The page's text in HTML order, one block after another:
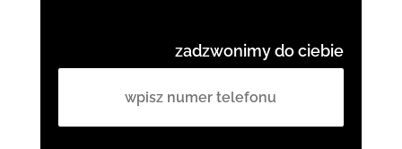
zadzwonimy do ciebie